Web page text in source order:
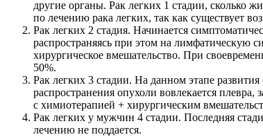
другие органы. Рак легких 1 стадии, сколько
по лечению рака легких, так как существует
Рак легких 2 стадия. Начинается
распространяясь при этом на лимфатическую
хирургическое вмешательство. При
50%.
Рак легких 3 стадии. На данном этапе
распространения опухоли вовлекается
с химиотерапией + хирургическим
Рак легких у мужчин 4 стадии. Последняя
лечению не поддается.